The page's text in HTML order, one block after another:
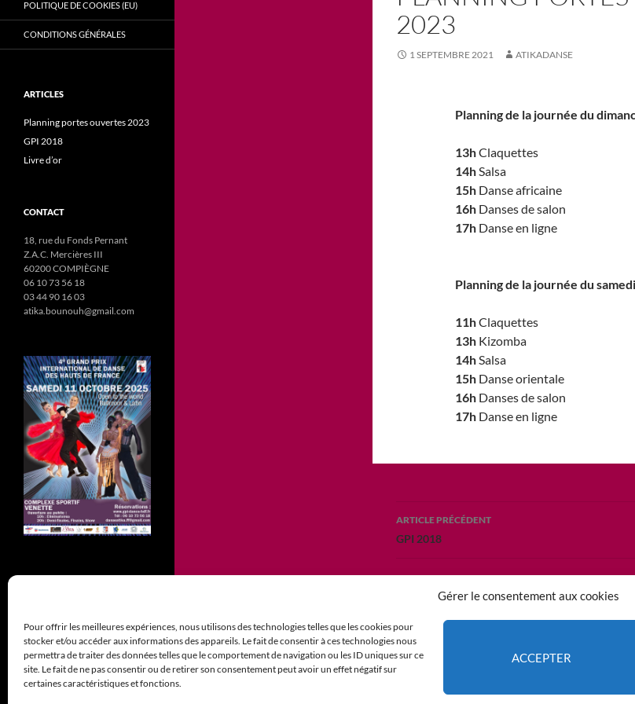
Gérer le consentement aux cookies
Pour offrir les meilleures expériences, nous utilisons des technologies telles que les cookies pour
stocker et/ou accéder aux informations des appareils. Le fait de consentir à ces technologies nous
permettra de traiter des données telles que le comportement de navigation ou les ID uniques sur ce
site. Le fait de ne pas consentir ou de retirer son consentement peut avoir un effet négatif sur
certaines caractéristiques et fonctions.
ACCEPTER
2023
1 SEPTEMBRE 2021 ATIKADANSE
Planning de la journée du
13hClaquettes
14hSalsa
15h Danse africaine
16h Danses de salon
17h Danse
Planning de la journée du
11hClaquettes
13h Kizomba
14hSalsa
15h Danse orientale
16h Danses de salon
17h Danse en ligne
Navigation
des
articles
ARTICLE PRÉCÉDENT
GPI 2018
POLITIQUE DE COOKIES (EU)
CONDITIONS GÉNÉRALES
ARTICLES
Planning portes ouvertes 2023
GPI 2018
Livre d’or
CONTACT
18, rue du Fonds Pernant
Z.A.C. Mercières III
60200 COMPIÈGNE
06 10 73 56 18
03 44 90 16 03
atika.bounouh@gmail.com